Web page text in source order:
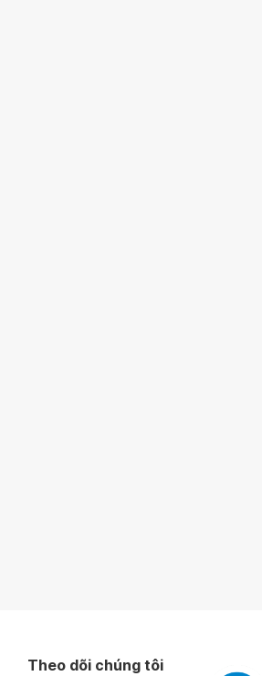
Theo dõi chúng tôi